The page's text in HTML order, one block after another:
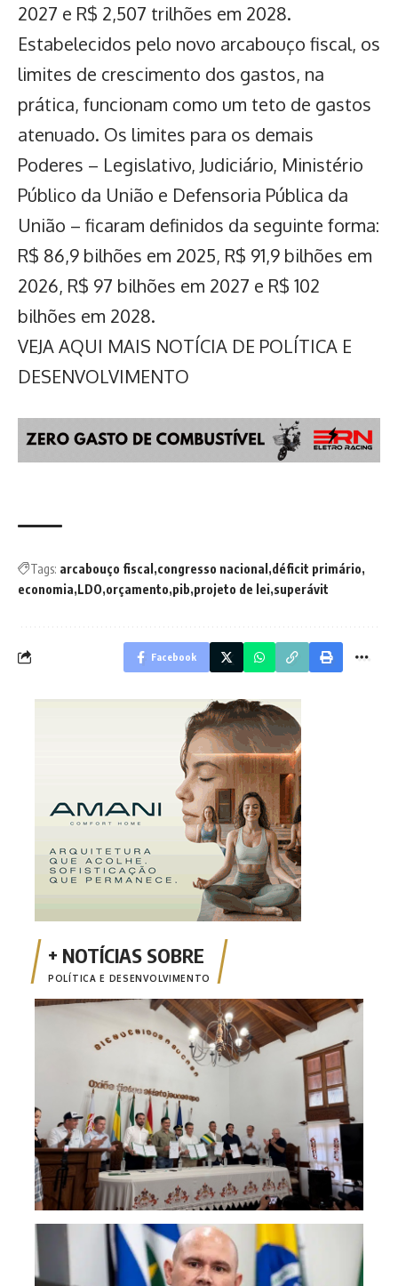
2027 e R$ 2,507 trilhões em 2028.
Estabelecidos pelo novo arcabouço fiscal, os
limites de crescimento dos gastos, na
prática, funcionam como um teto de gastos
atenuado. Os limites para os demais
Poderes – Legislativo, Judiciário, Ministério
Público da União e Defensoria Pública da
União – ficaram definidos da seguinte forma:
R$ 86,9 bilhões em 2025, R$ 91,9 bilhões em
2026, R$ 97 bilhões em 2027 e R$ 102
bilhões em 2028.
VEJA AQUI MAIS NOTÍCIA DE POLÍTICA E
DESENVOLVIMENTO
Tags: arcabouço fiscal congresso nacional déficit primário
economia LDO orçamento pib projeto de lei superávit
Facebook
POLÍTICA E DESENVOLVIMENTO